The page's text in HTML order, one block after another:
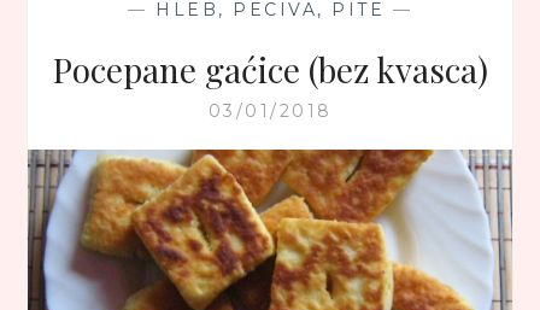
— HLEB, PECIVA, PITE —
Pocepane gaćice (bez kvasca)
03/01/2018